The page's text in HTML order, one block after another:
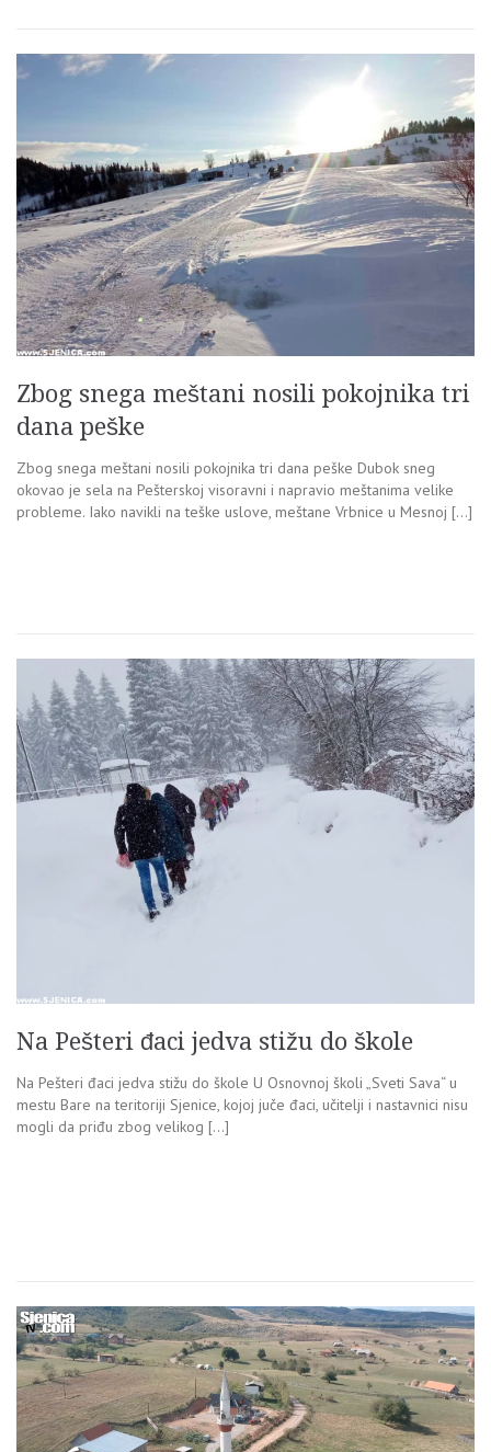
Zbog snega meštani nosili pokojnika tri
dana peške
Zbog snega meštani nosili pokojnika tri dana peške Dubok sneg
okovao je sela na Pešterskoj visoravni i napravio meštanima velike
probleme. Iako navikli na teške uslove, meštane Vrbnice u Mesnoj […]
Na Pešteri đaci jedva stižu do škole
Na Pešteri đaci jedva stižu do škole U Osnovnoj školi „Sveti Sava“ u
mestu Bare na teritoriji Sjenice, kojoj juče đaci, učitelji i nastavnici nisu
mogli da priđu zbog velikog […]